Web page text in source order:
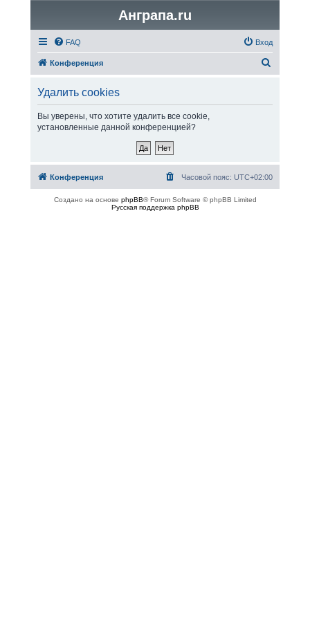
Анграпа.ru
FAQ Вход
Конференция
Удалить cookies
Вы уверены, что хотите удалить все cookie,
установленные данной конференцией?
Конференция Часовой пояс: UTC+02:00
Создано на основе phpBB® Forum Software © phpBB Limited
Русская поддержка phpBB